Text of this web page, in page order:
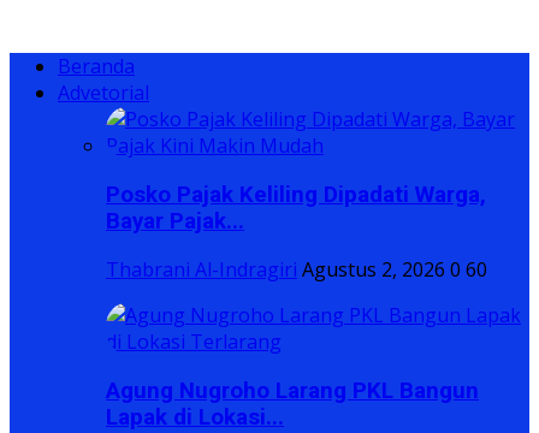
Beranda
Advetorial
Posko Pajak Keliling Dipadati Warga,
Bayar Pajak...
Thabrani Al-Indragiri Agustus 2, 2026 0 60
Agung Nugroho Larang PKL Bangun
Lapak di Lokasi...